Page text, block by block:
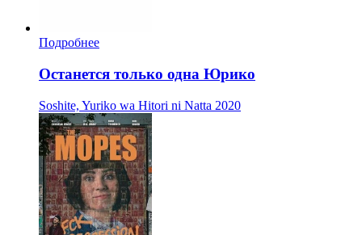
Подробнее
Останется только одна Юрико
Soshite, Yuriko wa Hitori ni Natta 2020